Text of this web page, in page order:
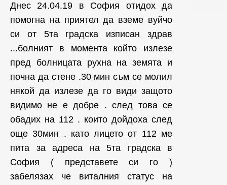
Днес 24.04.19 в София отидох да
помогна на приятел да вземе вуйчо
си от 5та градска изписан здрав
...болният в момента който излезе
пред болницата рухна на земята и
почна да стене .30 мин съм се молил
някой да излезе да го види защото
видимо не е добре . след това се
обадих на 112 . които дойдоха след
още 30мин . като лицето от 112 ме
пита за адреса на 5та градска в
София ( представете си го )
забелязах че виталния статус на